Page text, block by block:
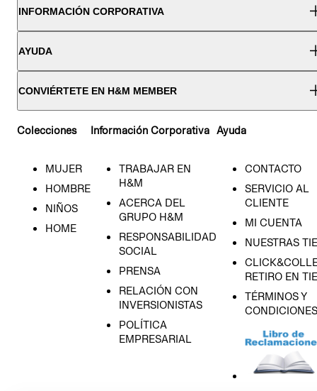
INFORMACIÓN CORPORATIVA
AYUDA
CONVIÉRTETE EN H&M MEMBER
Colecciones
MUJER
HOMBRE
NIÑOS
HOME
Información Corporativa
TRABAJAR EN
H&M
ACERCA DEL
GRUPO H&M
RESPONSABILIDAD
SOCIAL
PRENSA
RELACIÓN CON
INVERSIONISTAS
POLÍTICA
EMPRESARIAL
Ayuda
CONTACTO
SERVICIO AL
CLIENTE
MI CUENTA
NUESTRAS
RETIRO EN
TÉRMINOS Y
CONDICIONES